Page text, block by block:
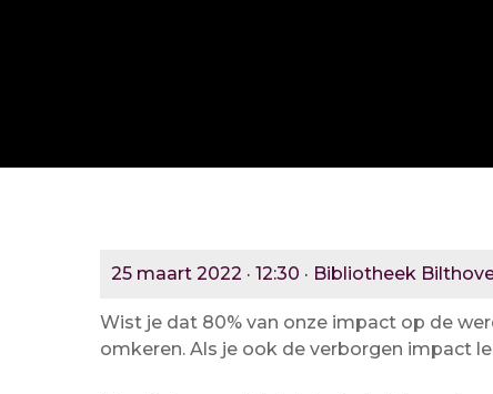
25 maart 2022 · 12:30 · Bibliotheek
Wist je dat 80% van onze impact op de
omkeren. Als je ook de verborgen impact